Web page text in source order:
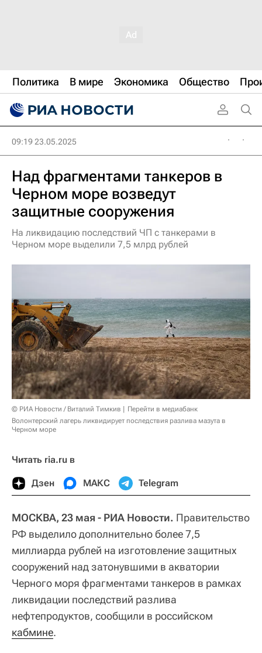
Политика В мире Экономика Общество
09:19 23.05.2025
Над фрагментами танкеров в
Черном море возведут
защитные сооружения
На ликвидацию последствий ЧП с танкерами в
Черном море выделили 7,5 млрд рублей
© РИА Новости / Виталий Тимкив
Перейти в медиабанк
Волонтерский лагерь ликвидирует последствия разлива мазута в
Черном море
Читать ria.ru в
Дзен МАКС Telegram
МОСКВА, 23 мая - РИА Новости. Правительство
РФ выделило дополнительно более 7,5
миллиарда рублей на изготовление защитных
сооружений над затонувшими в акватории
Черного моря фрагментами танкеров в рамках
ликвидации последствий разлива
нефтепродуктов, сообщили в российском
кабмине.